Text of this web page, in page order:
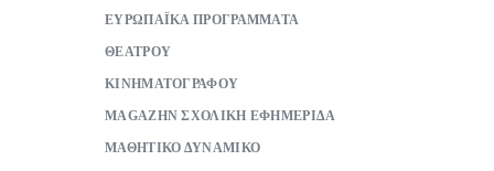
ΕΥΡΩΠΑΪΚΑ ΠΡΟΓΡΑΜΜΑΤΑ
ΘΕΑΤΡΟΥ
ΚΙΝΗΜΑΤΟΓΡΑΦΟΥ
ΜAGAZHN ΣΧΟΛΙΚΗ ΕΦΗΜΕΡΙΔΑ
ΜΑΘΗΤΙΚΟ ΔΥΝΑΜΙΚΟ